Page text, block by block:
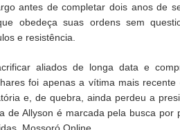
antes de completar dois anos de
obedeça suas ordens sem
e resistência.
aliados de longa data e
foi apenas a vítima mais
e, de quebra, ainda perdeu a
de Allyson é marcada pela busca
Mossoró Online